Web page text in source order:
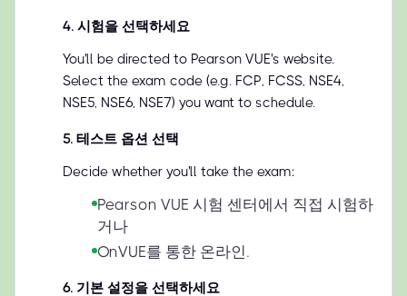
4. 시험을 선택하세요
You'll be directed to Pearson VUE's website.
Select the exam code (e.g. FCP, FCSS, NSE4,
NSE5, NSE6, NSE7) you want to schedule.
5. 테스트 옵션 선택
Decide whether you'll take the exam:
Pearson VUE 시험 센터에서 직접 시험하
거나
OnVUE를 통한 온라인.
6. 기본 설정을 선택하세요